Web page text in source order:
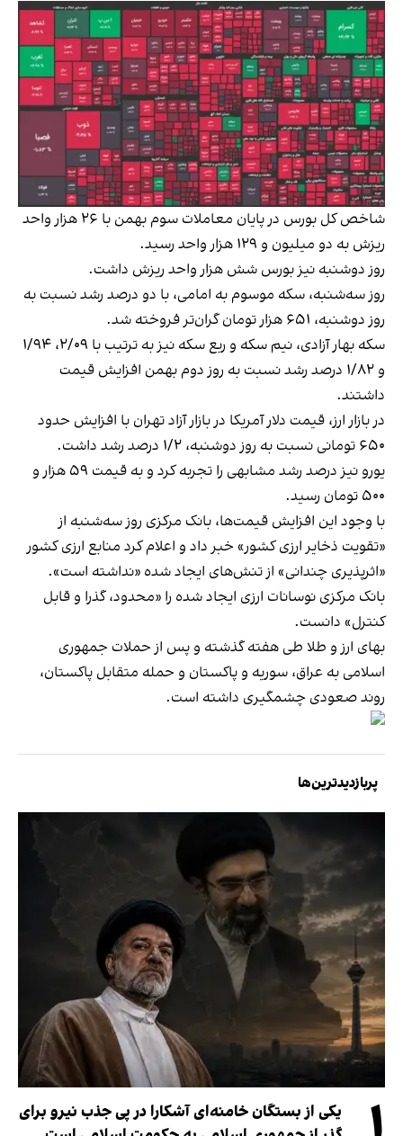
شاخص کل بورس در پایان معاملات سوم بهمن با ۲۶ هزار واحد
ریزش به دو میلیون و ۱۲۹ هزار واحد رسید.
روز دوشنبه نیز بورس شش هزار واحد ریزش داشت.
روز سه‌شنبه، سکه موسوم به امامی، با دو درصد رشد نسبت به
روز دوشنبه، ۶۵۱ هزار تومان گران‌تر فروخته شد.
سکه بهار آزادی، نیم سکه و ربع سکه نیز به ترتیب با ۲/۰۹، ۱/۹۴
و ۱/۸۲ درصد رشد نسبت به روز دوم بهمن افزایش قیمت
داشتند.
در بازار ارز، قیمت دلار آمریکا در بازار آزاد تهران با افزایش حدود
۶۵۰ تومانی نسبت به روز دوشنبه، ۱/۲ درصد رشد داشت.
یورو نیز درصد رشد مشابهی را تجربه کرد و به قیمت ۵۹ هزار و
۵۰۰ تومان رسید.
با وجود این افزایش‌ قیمت‌ها، بانک مرکزی روز سه‌شنبه از
«تقویت ذخایر ارزی کشور» خبر داد و اعلام کرد منابع ارزی کشور
«اثر‌پذیری چندانی» از تنش‌های ایجاد شده «نداشته است».
بانک مرکزی نوسانات ارزی ایجاد شده را «محدود، گذرا و قابل
کنترل» دانست.
بهای ارز و طلا طی هفته گذشته و پس از حملات جمهوری
اسلامی به عراق، سوریه و پاکستان و حمله متقابل پاکستان،
روند صعودی چشمگیری داشته است.
پربازدیدترین‌ها
یکی از بستگان خامنه‌ای آشکارا در پی جذب نیرو برای